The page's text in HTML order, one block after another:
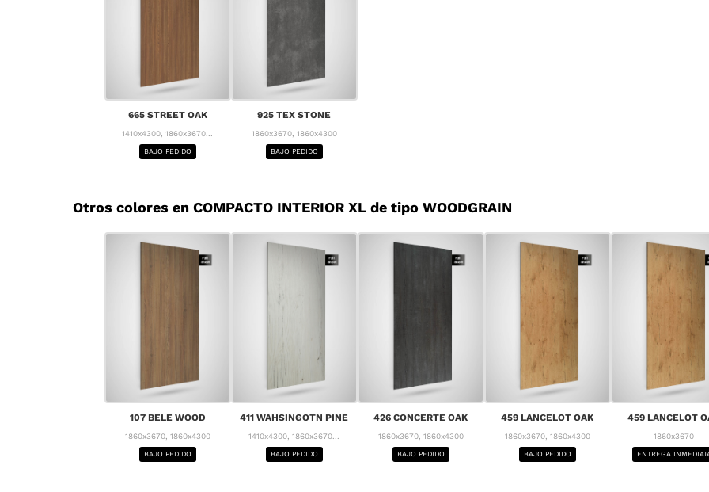
665 STREET OAK
1410x4300, 1860x3670...
BAJO PEDIDO
925 TEX STONE
1860x3670, 1860x4300
BAJO PEDIDO
Otros colores en COMPACTO INTERIOR XL de tipo WOODGRAIN
107 BELE WOOD
1860x3670, 1860x4300
BAJO PEDIDO
411 WAHSINGOTN PINE
1410x4300, 1860x3670...
BAJO PEDIDO
426 CONCERTE OAK
1860x3670, 1860x4300
BAJO PEDIDO
459 LANCELOT OAK
1860x3670, 1860x4300
BAJO PEDIDO
459 LANCELOT
1860x3670
ENTREGA